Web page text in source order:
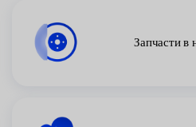
Запчасти в